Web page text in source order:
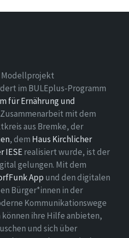
Modellprojekt
im BULEplus-Programm
für Ernährung und
mit dem
aus Bremke, der
, dem Haus Kirchlicher
IESErealisiert wurde, ist der
gelungen. Mit dem
App und den digitalen
Bürger*innen in der
Kommunikationswege
ihre Hilfe anbieten,
und sich über